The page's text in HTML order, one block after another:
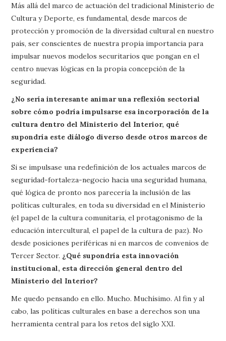
Más allá del marco de actuación del tradicional Ministerio de
Cultura y Deporte, es fundamental, desde marcos de
protección y promoción de la diversidad cultural en nuestro
país, ser conscientes de nuestra propia importancia para
impulsar nuevos modelos securitarios que pongan en el
centro nuevas lógicas en la propia concepción de la
seguridad.
¿No sería interesante animar una reflexión sectorial
sobre cómo podría impulsarse esa incorporación de la
cultura dentro del Ministerio del Interior, qué
supondría este diálogo diverso desde otros marcos de
experiencia?
Si se impulsase una redefinición de los actuales marcos de
seguridad-fortaleza-negocio hacia una seguridad humana,
qué lógica de pronto nos parecería la inclusión de las
políticas culturales, en toda su diversidad en el Ministerio
(el papel de la cultura comunitaria, el protagonismo de la
educación intercultural, el papel de la cultura de paz). No
desde posiciones periféricas ni en marcos de convenios de
Tercer Sector. ¿Qué supondría esta innovación
institucional, esta dirección general dentro del
Ministerio del Interior?
Me quedo pensando en ello. Mucho. Muchísimo. Al fin y al
cabo, las políticas culturales en base a derechos son una
herramienta central para los retos del siglo XXI.